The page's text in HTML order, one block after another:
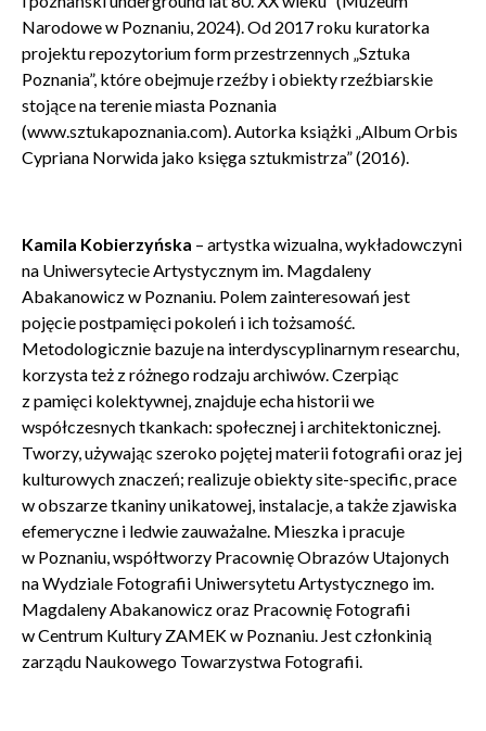
Narodowe w Poznaniu, 2024). Od 2017 roku kuratorka
projektu repozytorium form przestrzennych „Sztuka
Poznania”, które obejmuje rzeźby i obiekty rzeźbiarskie
stojące na terenie miasta Poznania
(www.sztukapoznania.com). Autorka książki „Album Orbis
Cypriana Norwida jako księga sztukmistrza” (2016).
Kamila Kobierzyńska – artystka wizualna, wykładowczyni
na Uniwersytecie Artystycznym im. Magdaleny
Abakanowicz w Poznaniu. Polem zainteresowań jest
pojęcie postpamięci pokoleń i ich tożsamość.
Metodologicznie bazuje na interdyscyplinarnym researchu,
korzysta też z różnego rodzaju archiwów. Czerpiąc
z pamięci kolektywnej, znajduje echa historii we
współczesnych tkankach: społecznej i architektonicznej.
Tworzy, używając szeroko pojętej materii fotografii oraz jej
kulturowych znaczeń; realizuje obiekty site-specific, prace
w obszarze tkaniny unikatowej, instalacje, a także zjawiska
efemeryczne i ledwie zauważalne. Mieszka i pracuje
w Poznaniu, współtworzy Pracownię Obrazów Utajonych
na Wydziale Fotografii Uniwersytetu Artystycznego im.
Magdaleny Abakanowicz oraz Pracownię Fotografii
w Centrum Kultury ZAMEK w Poznaniu. Jest członkinią
zarządu Naukowego Towarzystwa Fotografii.